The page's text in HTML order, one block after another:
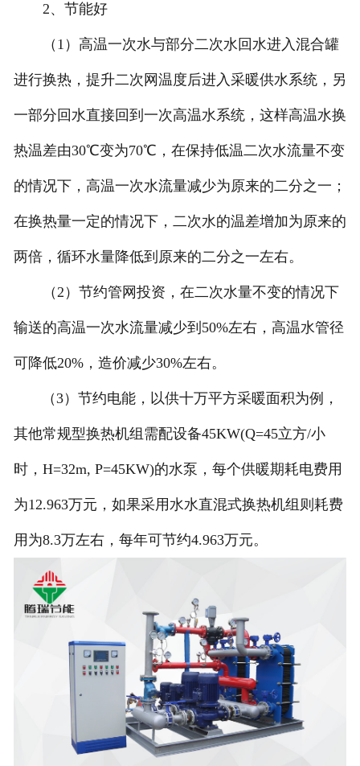
2、节能好
（1）高温一次水与部分二次水回水进入混合罐
进行换热，提升二次网温度后进入采暖供水系统，另
一部分回水直接回到一次高温水系统，这样高温水换
热温差由30℃变为70℃，在保持低温二次水流量不变
的情况下，高温一次水流量减少为原来的二分之一；
在换热量一定的情况下，二次水的温差增加为原来的
两倍，循环水量降低到原来的二分之一左右。
（2）节约管网投资，在二次水量不变的情况下
输送的高温一次水流量减少到50%左右，高温水管径
可降低20%，造价减少30%左右。
（3）节约电能，以供十万平方采暖面积为例，
其他常规型换热机组需配设备45KW(Q=45立方/小
时，H=32m, P=45KW)的水泵，每个供暖期耗电费用
为12.963万元，如果采用水水直混式换热机组则耗费
用为8.3万左右，每年可节约4.963万元。